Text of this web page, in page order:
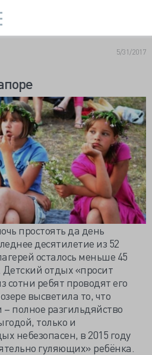
5/31/2017
простоять да день
десятилетие из 52
осталось меньше 45
отдых «просит
сотни ребят проводят его
высветила то, что
полное разгильдяйство
только и
небезопасен, в 2015 году
гуляющих» ребёнка.